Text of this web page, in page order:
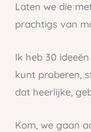
Laten we die
prachtigs van
Ik heb 30
kunt proberen,
dat heerlijke,
Kom, we gaan